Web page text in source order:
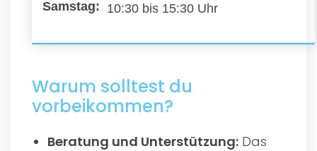
10:30 bis 15:30 Uhr
Warum solltest du
vorbeikommen?
Beratung und Unterstützung: Das